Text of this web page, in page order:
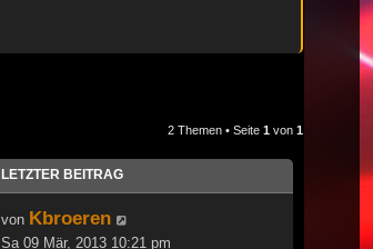
2 Themen • Seite 1 von 1
LETZTER BEITRAG
von Kbroeren
Sa 09 Mär, 2013 10:21 pm